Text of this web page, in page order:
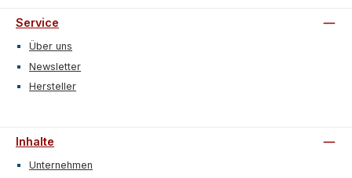
Service
Über uns
Newsletter
Hersteller
Inhalte
Unternehmen